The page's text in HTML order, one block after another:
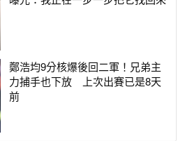
鄭浩均9分核爆後回二軍！兄弟主
力捕手也下放 上次出賽已是8天
前